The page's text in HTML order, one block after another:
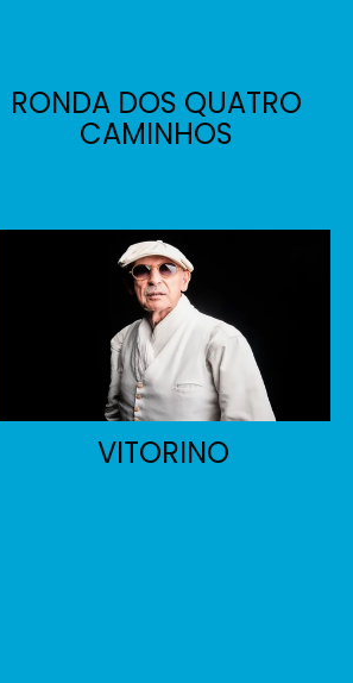
VITORINO
RONDA DOS QUATRO
CAMINHOS